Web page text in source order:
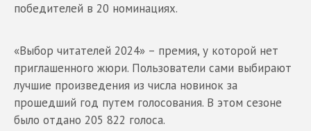
победителей в 20 номинациях.
«Выбор читателей 2024» – премия, у которой нет
приглашенного жюри. Пользователи сами выбирают
лучшие произведения из числа новинок за
прошедший год путем голосования. В этом сезоне
было отдано 205 822 голоса.